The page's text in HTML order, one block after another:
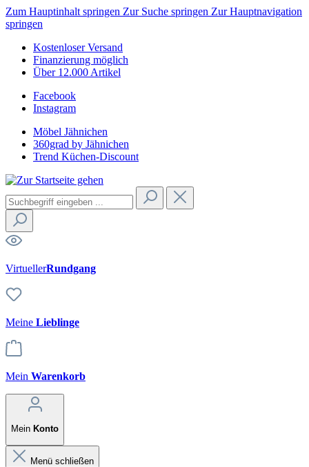
Zum Hauptinhalt springen Zur Suche springen Zur Hauptnavigation
springen
Kostenloser Versand
Finanzierung möglich
Über 12.000 Artikel
Facebook
Instagram
Möbel Jähnichen
360grad by Jähnichen
Trend Küchen-Discount
VirtuellerRundgang
Meine Lieblinge
Mein Warenkorb
Mein Konto
Menü schließen